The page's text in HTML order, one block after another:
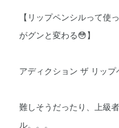
【リップペンシルって使
がグンと変わる😳】
アディクション ザ リップ
難しそうだったり、上級
ル。。。